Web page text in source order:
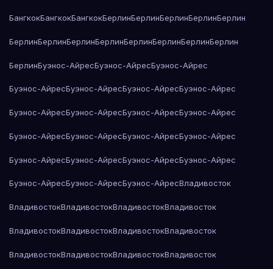
БангкокБангкокБангкокБерлинБерлинБерлинБерлинБерлин
БерлинБерлинБерлинБерлинБерлинБерлинБерлинБерлин
БерлинБуэнос-АйресБуэнос-АйресБуэнос-Айрес
Буэнос-АйресБуэнос-АйресБуэнос-АйресБуэнос-Айрес
Буэнос-АйресБуэнос-АйресБуэнос-АйресБуэнос-Айрес
Буэнос-АйресБуэнос-АйресБуэнос-АйресБуэнос-Айрес
Буэнос-АйресБуэнос-АйресБуэнос-АйресБуэнос-Айрес
Буэнос-АйресБуэнос-АйресБуэнос-АйресВладивосток
ВладивостокВладивостокВладивостокВладивосток
ВладивостокВладивостокВладивостокВладивосток
ВладивостокВладивостокВладивостокВладивосток